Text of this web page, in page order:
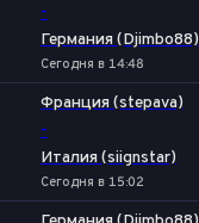
-
Германия (Djimbo88)
Сегодня в 14:48
Франция (stepava)
-
Италия (siignstar)
Сегодня в 15:02